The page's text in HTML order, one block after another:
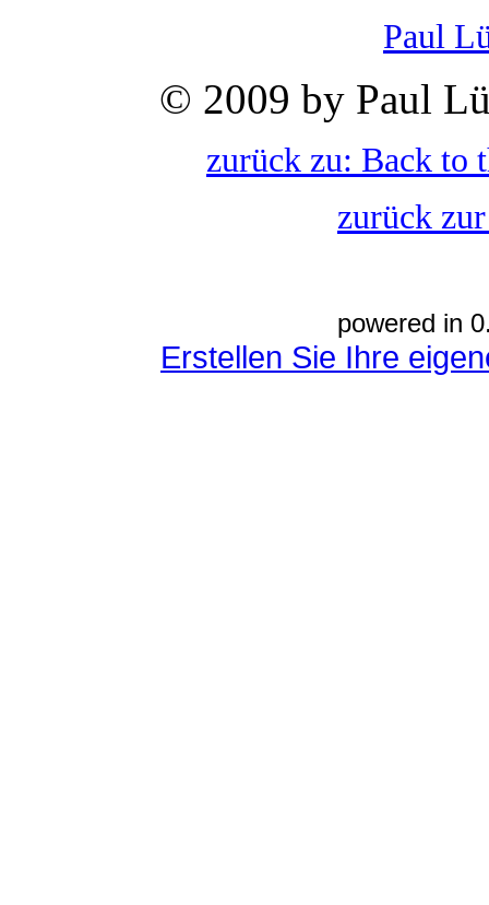
Paul
© 2009 by Paul
zurück zu: Back to
zurück
powered in
Erstellen Sie Ihre